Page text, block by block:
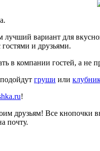
лучший вариант для
и друзьями.
в компании гостей, а не
груши или
!
друзьям! Все кнопочки
почту.